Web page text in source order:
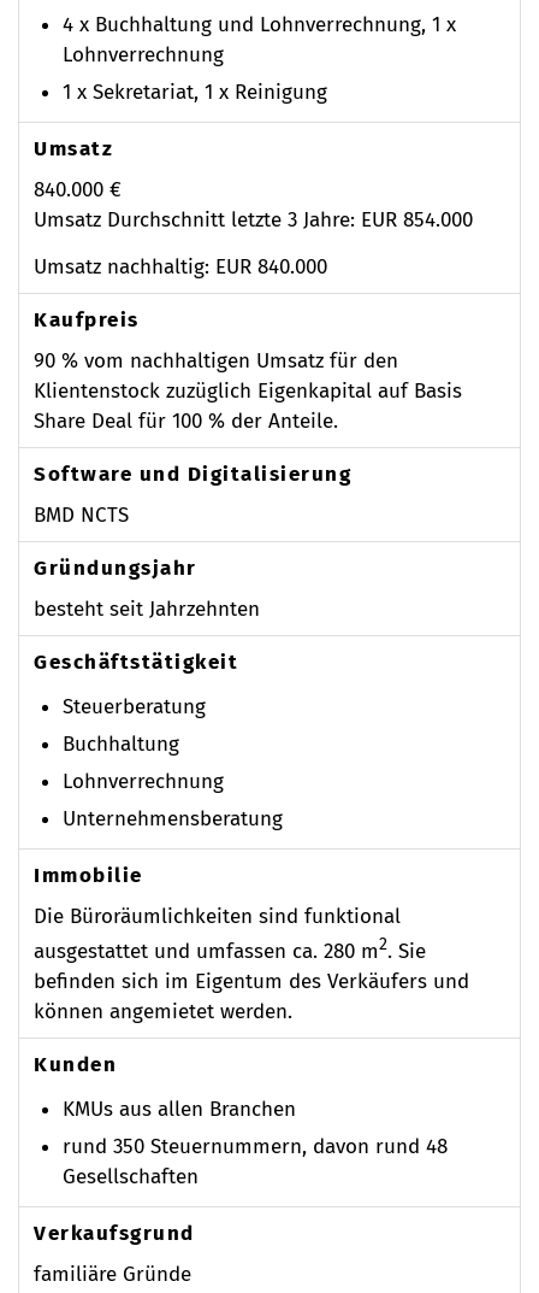
4 x Buchhaltung und Lohnverrechnung, 1 x
Lohnverrechnung
1 x Sekretariat, 1 x Reinigung
Umsatz
840.000 €
Umsatz Durchschnitt letzte 3 Jahre: EUR 854.000
Umsatz nachhaltig: EUR 840.000
Kaufpreis
90 % vom nachhaltigen Umsatz für den
Klientenstock zuzüglich Eigenkapital auf Basis
Share Deal für 100 % der Anteile.
Software und Digitalisierung
BMD NCTS
Gründungsjahr
besteht seit Jahrzehnten
Geschäftstätigkeit
Steuerberatung
Buchhaltung
Lohnverrechnung
Unternehmensberatung
Immobilie
Die Büroräumlichkeiten sind funktional
ausgestattet und umfassen ca. 280 m2. Sie
befinden sich im Eigentum des Verkäufers und
können angemietet werden.
Kunden
KMUs aus allen Branchen
rund 350 Steuernummern, davon rund 48
Gesellschaften
Verkaufsgrund
familiäre Gründe